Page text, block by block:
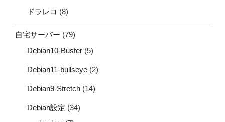
ドラレコ (8)
自宅サーバー (79)
Debian10-Buster (5)
Debian11-bullseye (2)
Debian9-Stretch (14)
Debian設定 (34)